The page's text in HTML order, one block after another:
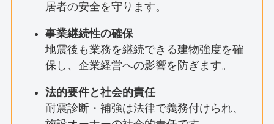
居者の安全を守ります。
事業継続性の確保
地震後も業務を継続できる建物強度を確
保し、企業経営への影響を防ぎます。
法的要件と社会的責任
耐震診断・補強は法律で義務付けられ、